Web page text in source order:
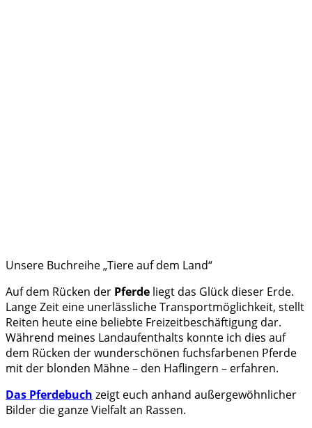
Unsere Buchreihe „Tiere auf dem Land“
Auf dem Rücken der Pferde liegt das Glück dieser Erde.
Lange Zeit eine unerlässliche Transportmöglichkeit, stellt
Reiten heute eine beliebte Freizeitbeschäftigung dar.
Während meines Landaufenthalts konnte ich dies auf
dem Rücken der wunderschönen fuchsfarbenen Pferde
mit der blonden Mähne – den Haflingern – erfahren.
Das Pferdebuch zeigt euch anhand außergewöhnlicher
Bilder die ganze Vielfalt an Rassen.